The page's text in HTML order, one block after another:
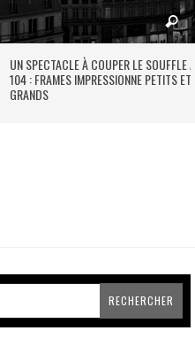
UN SPECTACLE À COUPER LE SOUFFLE AU
104 : FRAMES IMPRESSIONNE PETITS ET
GRANDS